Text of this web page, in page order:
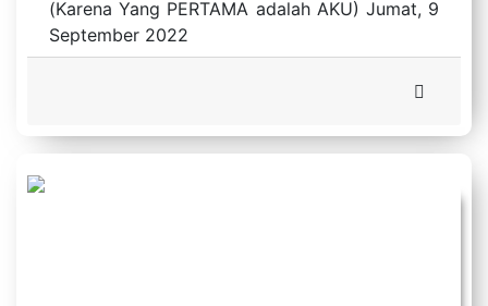
(Karena Yang PERTAMA adalah AKU) Jumat, 9
September 2022